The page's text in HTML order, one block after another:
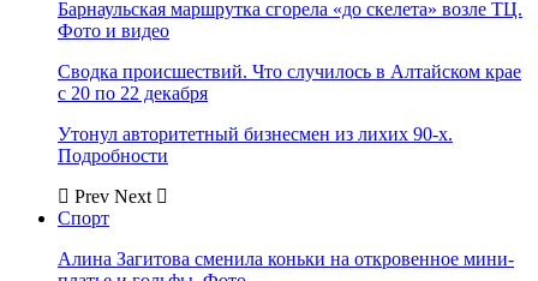
Барнаульская маршрутка сгорела «до скелета» возле ТЦ.
Фото и видео
Сводка происшествий. Что случилось в Алтайском крае
с 20 по 22 декабря
Утонул авторитетный бизнесмен из лихих 90-х.
Подробности
Prev Next
Спорт
Алина Загитова сменила коньки на откровенное мини-